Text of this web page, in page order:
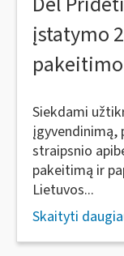
įstatymo
Siekdami
įgyvendinimą,
straipsnio
pakeitimą ir
Lietuvos...
Skaityti